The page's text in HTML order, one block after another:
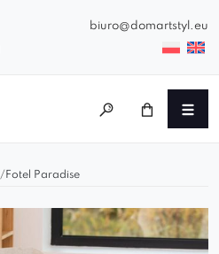
biuro@domartstyl.eu
/ Fotel Paradise